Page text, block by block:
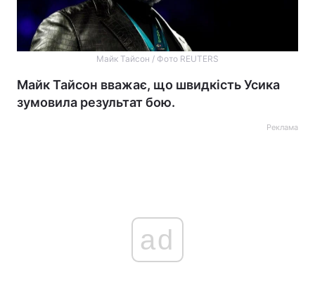
Майк Тайсон / Фото REUTERS
Майк Тайсон вважає, що швидкість Усика
зумовила результат бою.
Реклама
ad